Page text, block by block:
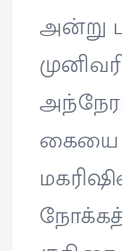
அன்று
கையை